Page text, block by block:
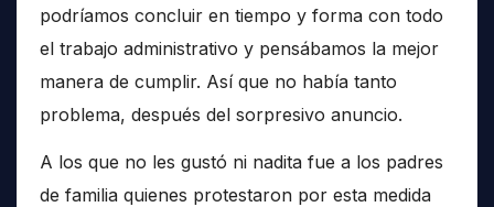
podríamos concluir en tiempo y forma con todo
el trabajo administrativo y pensábamos la mejor
manera de cumplir. Así que no había tanto
problema, después del sorpresivo anuncio.
A los que no les gustó ni nadita fue a los padres
de familia quienes protestaron por esta medida